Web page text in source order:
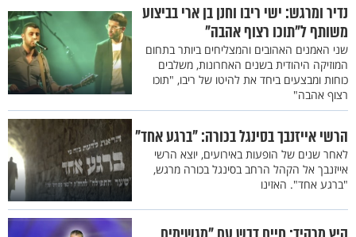
נדיר ומרגש: ישי ריבו וחנן בן ארי בביצוע
משותף ל"תוכו רצוף אהבה"
שני האמנים האהובים והמצליחים ביותר בתחום
המוזיקה היהודית בשנים האחרונות, משלבים
כוחות ומבצעים ביחד את להיטו של ריבו, "תוכו
רצוף אהבה"
הרשי אייזנבך בסינגל בכורה: "ברגע אחד"
לאחר שנים של הופעות באירועים, יוצא הרשי
אייזנבך אל הקהל הרחב בסינגל בכורה מרגש,
"ברגע אחד". האזינו